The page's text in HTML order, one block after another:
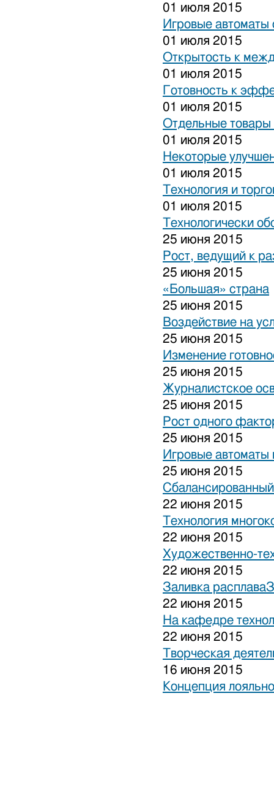
01 июля 2015
Игровые автоматы
01 июля 2015
Открытость к
01 июля 2015
Готовность к
01 июля 2015
Отдельные товары
01 июля 2015
Некоторые
01 июля 2015
Технология и
01 июля 2015
Технологически
25 июня 2015
Рост, ведущий к
25 июня 2015
«Большая» страна
25 июня 2015
Воздействие на
25 июня 2015
Изменение
25 июня 2015
Журналистское
25 июня 2015
Рост одного
25 июня 2015
Игровые
25 июня 2015
22 июня 2015
Технология
22 июня 2015
Художественно-
22 июня 2015
Заливка
22 июня 2015
На кафедре
22 июня 2015
Творческая
16 июня 2015
Концепция